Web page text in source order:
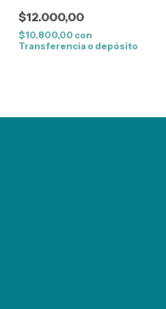
$12.000,00
$10.800,00 con
Transferencia o depósito